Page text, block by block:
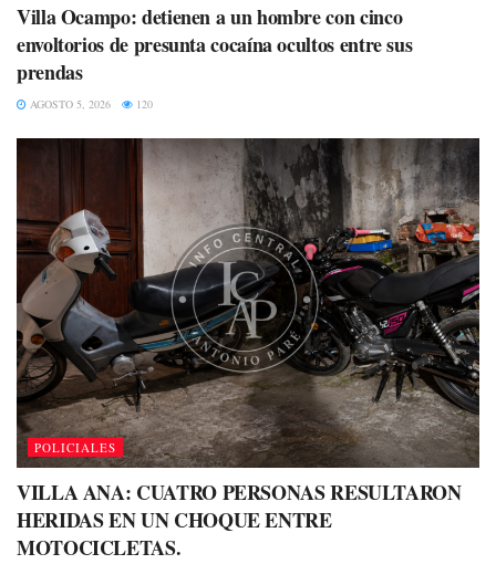
Villa Ocampo: detienen a un hombre con cinco
envoltorios de presunta cocaína ocultos entre sus
prendas
AGOSTO 5, 2026 120
POLICIALES
VILLA ANA: CUATRO PERSONAS RESULTARON
HERIDAS EN UN CHOQUE ENTRE
MOTOCICLETAS.